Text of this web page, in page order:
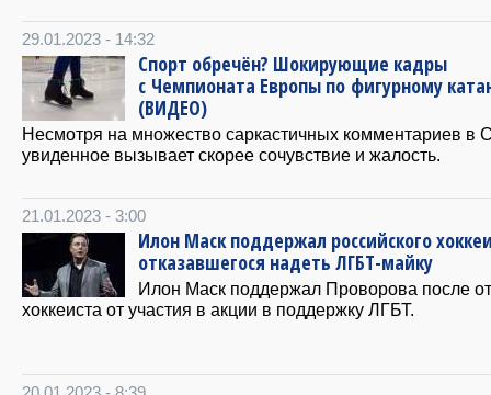
29.01.2023 - 14:32
Спорт обречён? Шокирующие кадры
с Чемпионата Европы по фигурному
(ВИДЕО)
Несмотря на множество саркастичных комментариев в
увиденное вызывает скорее сочувствие и жалость.
21.01.2023 - 3:00
Илон Маск поддержал российского
отказавшегося надеть ЛГБТ-майку
Илон Маск поддержал Проворова после
хоккеиста от участия в акции в поддержку ЛГБТ.